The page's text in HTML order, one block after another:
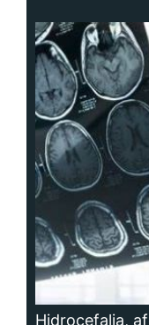
Hidrocefalia,